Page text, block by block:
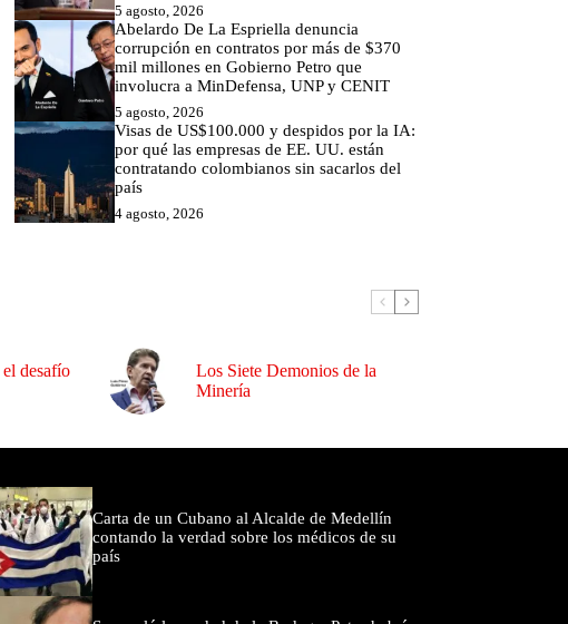
5 agosto, 2026
Abelardo De La Espriella denuncia
corrupción en contratos por más de $370
mil millones en Gobierno Petro que
involucra a MinDefensa, UNP y CENIT
5 agosto, 2026
Visas de US$100.000 y despidos por la IA:
por qué las empresas de EE. UU. están
contratando colombianos sin sacarlos del
país
4 agosto, 2026
desafío
Los Siete Demonios de la
Minería
Carta de un Cubano al Alcalde de Medellín
contando la verdad sobre los médicos de su
país